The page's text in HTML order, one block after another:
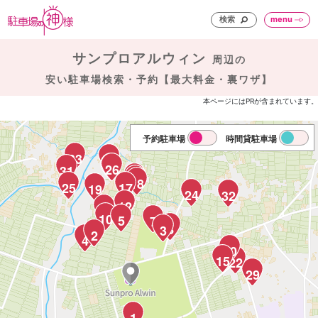
検索 menu
サンプロアルウィン
周辺の
安い駐車場検索・予約【最大料金・裏ワザ】
本ページにはPRが含まれています。
33
32
31
30
29
27
26
25
24
23
22
21
20
19 18
17
15
14 13
12
10
8
7
5
4
3
2
予約駐車場 時間貸駐車場